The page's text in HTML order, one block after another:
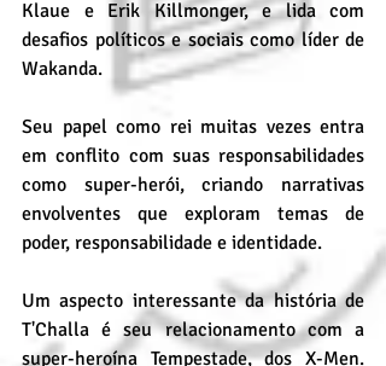
Klaue e Erik Killmonger, e lida com
desafios políticos e sociais como líder de
Wakanda.
Seu papel como rei muitas vezes entra
em conflito com suas responsabilidades
como super-herói, criando narrativas
envolventes que exploram temas de
poder, responsabilidade e identidade.
Um aspecto interessante da história de
T'Challa é seu relacionamento com a
super-heroína Tempestade, dos X-Men.